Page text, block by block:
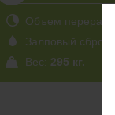
Объем
Залповый сброс:
Вес: 295 кг.